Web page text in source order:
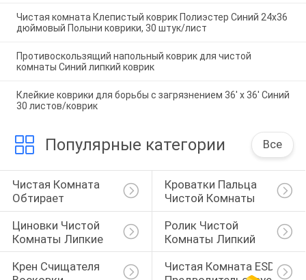
Чистая комната Клепистый коврик Полиэстер Синий 24х36
дюймовый Полыни коврики, 30 штук/лист
Противоскользящий напольный коврик для чистой
комнаты Синий липкий коврик
Клейкие коврики для борьбы с загрязнением 36' x 36' Синий
30 листов/коврик
Популярные категории Все
Чистая Комната
Обтирает
Кроватки Пальца
Чистой Комнаты
Циновки Чистой
Комнаты Липкие
Ролик Чистой
Комнаты Липкий
Крен Счищателя
Чистая Комната ESD